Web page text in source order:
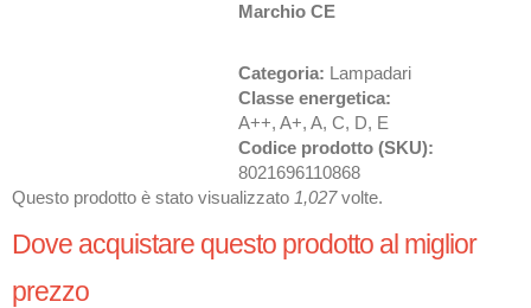
Marchio CE
Categoria: Lampadari
Classe energetica:
A++, A+, A, C, D, E
Codice prodotto (SKU):
8021696110868
Questo prodotto è stato visualizzato 1,027volte.
Dove acquistare questo prodotto al miglior
prezzo